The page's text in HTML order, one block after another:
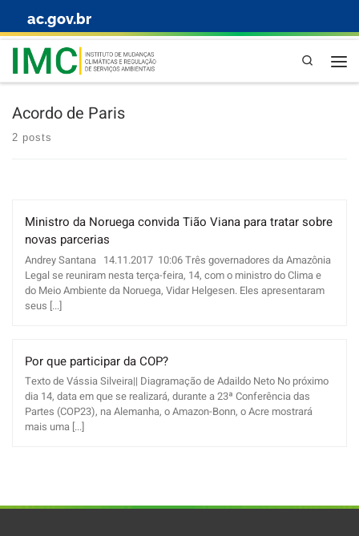
Skip to content
ac.gov.br
Pesquisa
Acordo de Paris
2 posts
Ministro da Noruega convida Tião Viana para tratar sobre
novas parcerias
Andrey Santana 14.11.2017 10:06 Três governadores da Amazônia
Legal se reuniram nesta terça-feira, 14, com o ministro do Clima e
do Meio Ambiente da Noruega, Vidar Helgesen. Eles apresentaram
seus [...]
Por que participar da COP?
Texto de Vássia Silveira|| Diagramação de Adaildo Neto No próximo
dia 14, data em que se realizará, durante a 23ª Conferência das
Partes (COP23), na Alemanha, o Amazon-Bonn, o Acre mostrará
mais uma [...]